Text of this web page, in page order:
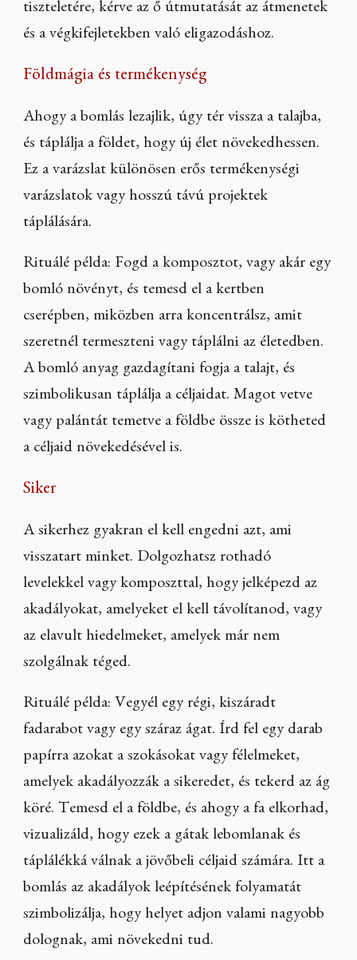
tiszteletére, kérve az ő útmutatását az átmenetek
és a végkifejletekben való eligazodáshoz.
Földmágia és termékenység
Ahogy a bomlás lezajlik, úgy tér vissza a talajba,
és táplálja a földet, hogy új élet növekedhessen.
Ez a varázslat különösen erős termékenységi
varázslatok vagy hosszú távú projektek
táplálására.
Rituálé példa: Fogd a komposztot, vagy akár egy
bomló növényt, és temesd el a kertben
cserépben, miközben arra koncentrálsz, amit
szeretnél termeszteni vagy táplálni az életedben.
A bomló anyag gazdagítani fogja a talajt, és
szimbolikusan táplálja a céljaidat. Magot vetve
vagy palántát temetve a földbe össze is kötheted
a céljaid növekedésével is.
Siker
A sikerhez gyakran el kell engedni azt, ami
visszatart minket. Dolgozhatsz rothadó
levelekkel vagy komposzttal, hogy jelképezd az
akadályokat, amelyeket el kell távolítanod, vagy
az elavult hiedelmeket, amelyek már nem
szolgálnak téged.
Rituálé példa: Vegyél egy régi, kiszáradt
fadarabot vagy egy száraz ágat. Írd fel egy darab
papírra azokat a szokásokat vagy félelmeket,
amelyek akadályozzák a sikeredet, és tekerd az ág
köré. Temesd el a földbe, és ahogy a fa elkorhad,
vizualizáld, hogy ezek a gátak lebomlanak és
táplálékká válnak a jövőbeli céljaid számára. Itt a
bomlás az akadályok leépítésének folyamatát
szimbolizálja, hogy helyet adjon valami nagyobb
dolognak, ami növekedni tud.